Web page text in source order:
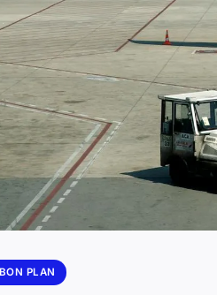
BON PLAN